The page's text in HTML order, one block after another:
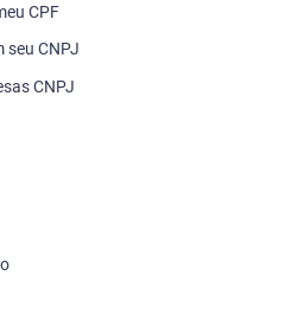
CPF
seu CNPJ
CNPJ